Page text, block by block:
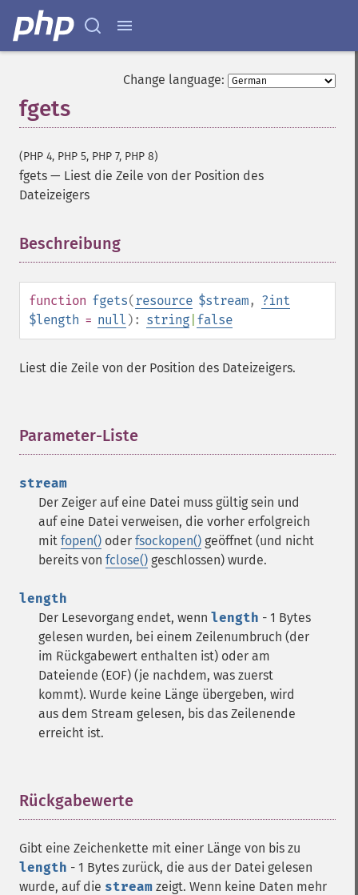
Change language:
fgets
(PHP 4, PHP 5, PHP 7, PHP 8)
fgets — Liest die Zeile von der Position des
Dateizeigers
Beschreibung
function fgets(resource $stream, ?int
$length = null ): string false
Liest die Zeile von der Position des Dateizeigers.
Parameter-Liste
stream
Der Zeiger auf eine Datei muss gültig sein und
auf eine Datei verweisen, die vorher erfolgreich
mit fopen() oder fsockopen() geöffnet (und nicht
bereits von fclose() geschlossen) wurde.
length
Der Lesevorgang endet, wenn length - 1 Bytes
gelesen wurden, bei einem Zeilenumbruch (der
im Rückgabewert enthalten ist) oder am
Dateiende (EOF) (je nachdem, was zuerst
kommt). Wurde keine Länge übergeben, wird
aus dem Stream gelesen, bis das Zeilenende
erreicht ist.
Rückgabewerte
Gibt eine Zeichenkette mit einer Länge von bis zu
length - 1 Bytes zurück, die aus der Datei gelesen
wurde, auf die stream zeigt. Wenn keine Daten mehr